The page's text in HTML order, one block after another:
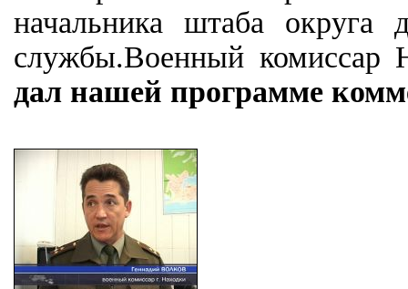
начальника штаба округа
службы.Военный комиссар
дал нашей программе